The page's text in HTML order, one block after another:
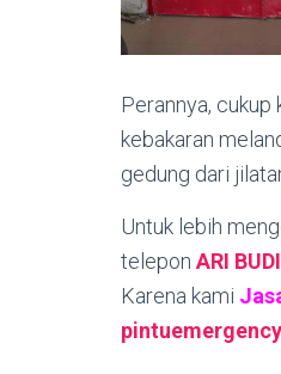
Perannya, cukup
kebakaran
gedung dari
Untuk lebih
telepon ARI
Karena kami